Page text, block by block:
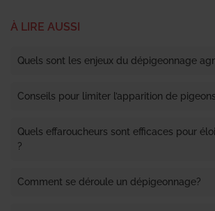
À LIRE AUSSI
Quels sont les enjeux du dépigeonnage
Conseils pour limiter l’apparition de
Quels effaroucheurs sont efficaces pour
?
Comment se déroule un dépigeonnage?